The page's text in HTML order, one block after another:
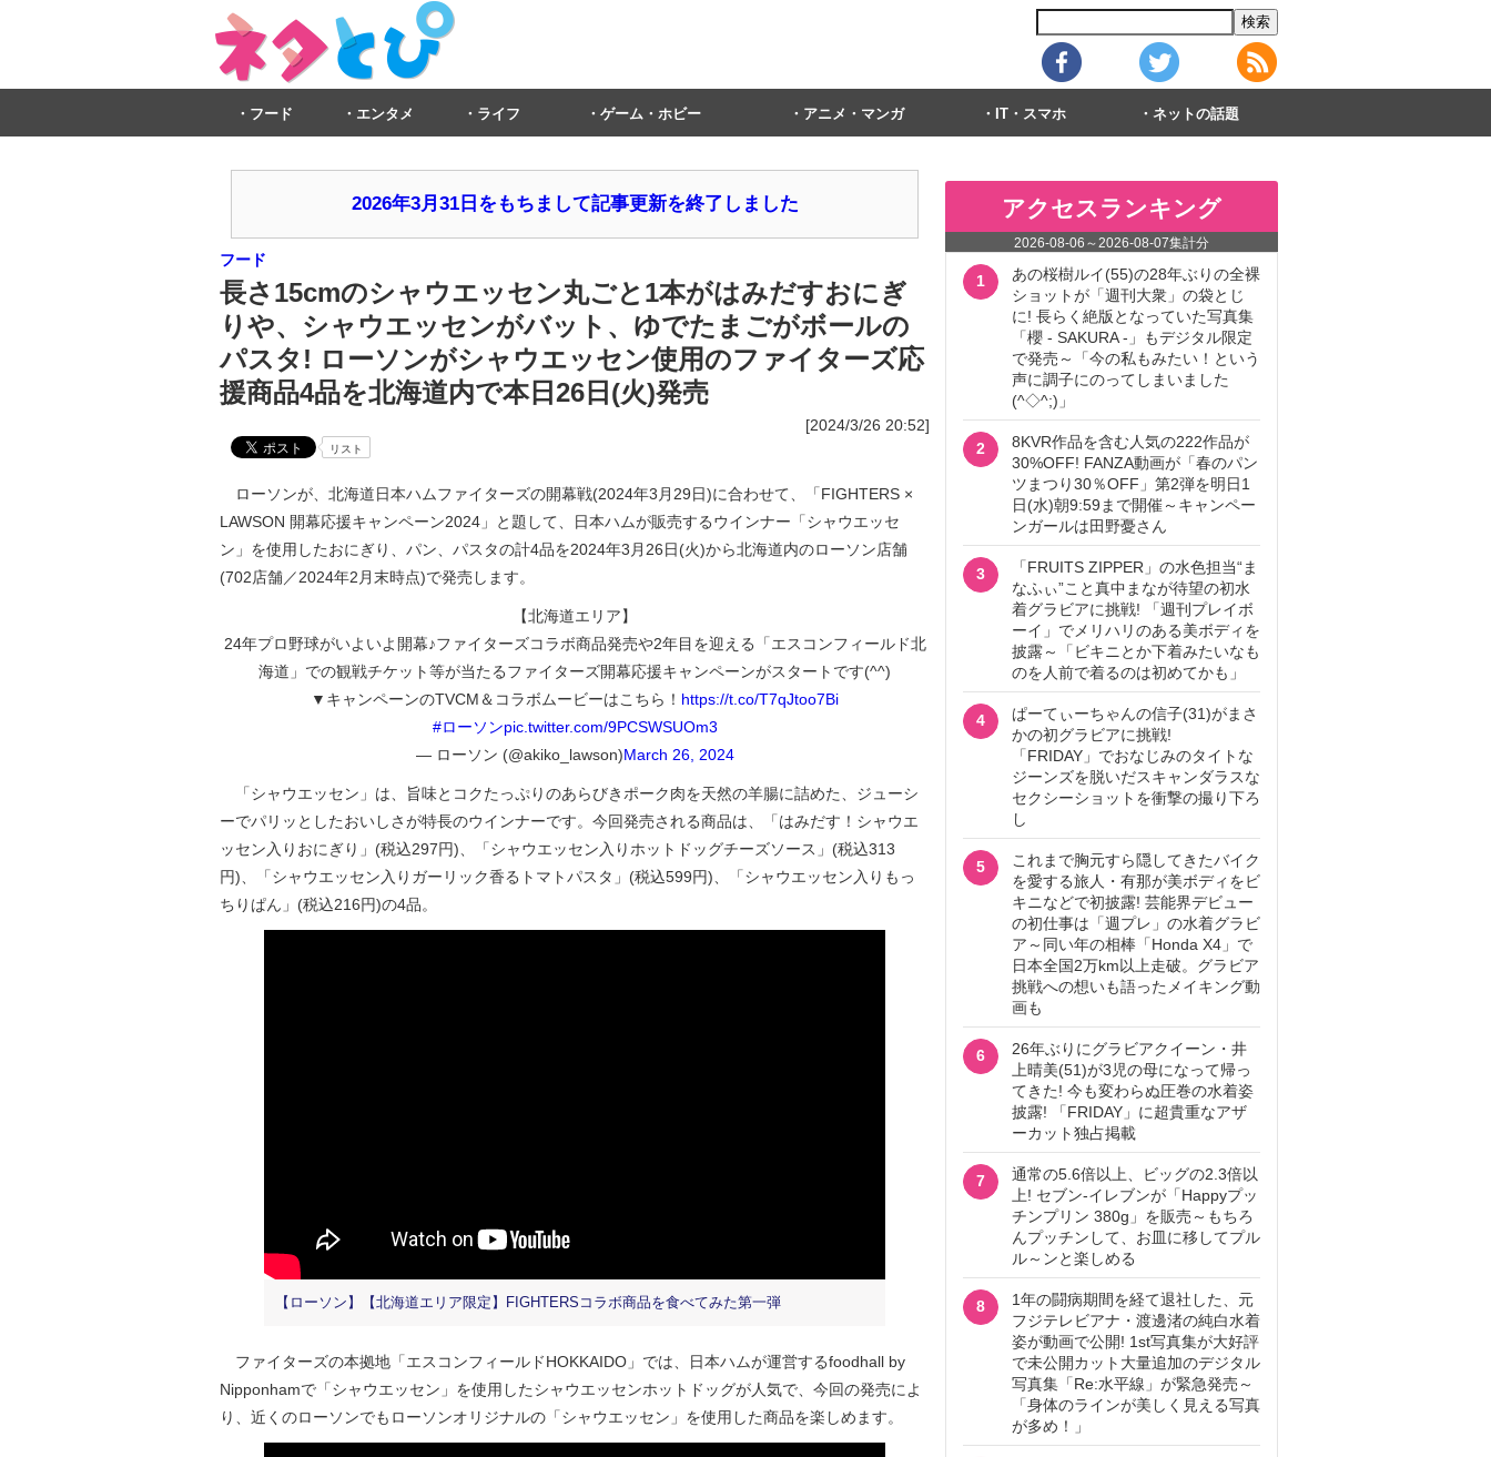
フード エンタメ ライフ ゲーム・ホビー アニメ・マンガ IT・スマホ ネットの話題
2026年3月31日をもちまして記事更新を終了しました
フード
長さ15cmのシャウエッセン丸ごと1本がはみだすおにぎ
りや、シャウエッセンがバット、ゆでたまごがボールの
パスタ! ローソンがシャウエッセン使用のファイターズ応
援商品4品を北海道内で本日26日(火)発売
[2024/3/26 20:52]
リスト
ローソンが、北海道日本ハムファイターズの開幕戦(2024年3月29日)に合わせて、「FIGHTERS ×
LAWSON 開幕応援キャンペーン2024」と題して、日本ハムが販売するウインナー「シャウエッセ
ン」を使用したおにぎり、パン、パスタの計4品を2024年3月26日(火)から北海道内のローソン店舗
(702店舗／2024年2月末時点)で発売します。
【北海道エリア】
24年プロ野球がいよいよ開幕♪ファイターズコラボ商品発売や2年目を迎える「エスコンフィールド北
海道」での観戦チケット等が当たるファイターズ開幕応援キャンペーンがスタートです(^^)
▼キャンペーンのTVCM＆コラボムービーはこちら！ https://t.co/T7qJtoo7Bi
#ローソンpic.twitter.com/9PCSWSUOm3
— ローソン (@akiko_lawson)March 26, 2024
「シャウエッセン」は、旨味とコクたっぷりのあらびきポーク肉を天然の羊腸に詰めた、ジューシ
ーでパリッとしたおいしさが特長のウインナーです。今回発売される商品は、「はみだす！シャウエ
ッセン入りおにぎり」(税込297円)、「シャウエッセン入りホットドッグチーズソース」(税込313
円)、「シャウエッセン入りガーリック香るトマトパスタ」(税込599円)、「シャウエッセン入りもっ
ちりぱん」(税込216円)の4品。
【ローソン】【北海道エリア限定】FIGHTERSコラボ商品を食べてみた第一弾
ファイターズの本拠地「エスコンフィールドHOKKAIDO」では、日本ハムが運営するfoodhall by
Nipponhamで「シャウエッセン」を使用したシャウエッセンホットドッグが人気で、今回の発売によ
り、近くのローソンでもローソンオリジナルの「シャウエッセン」を使用した商品を楽しめます。
アクセスランキング
2026-08-06 ～2026-08-07集計分
1
あの桜樹ルイ(55)の28年ぶりの全裸
ショットが「週刊大衆」の袋とじ
に! 長らく絶版となっていた写真集
「櫻 - SAKURA -」もデジタル限定
で発売～「今の私もみたい！という
声に調子にのってしまいました
(^◇^;)」
2
8KVR作品を含む人気の222作品が
30%OFF! FANZA動画が「春のパン
ツまつり30％OFF」第2弾を明日1
日(水)朝9:59まで開催～キャンペー
ンガールは田野憂さん
3
「FRUITS ZIPPER」の水色担当“ま
なふぃ”こと真中まなが待望の初水
着グラビアに挑戦! 「週刊プレイボ
ーイ」でメリハリのある美ボディを
披露～「ビキニとか下着みたいなも
のを人前で着るのは初めてかも」
4
ぱーてぃーちゃんの信子(31)がまさ
かの初グラビアに挑戦!
「FRIDAY」でおなじみのタイトな
ジーンズを脱いだスキャンダラスな
セクシーショットを衝撃の撮り下ろ
し
5
これまで胸元すら隠してきたバイク
を愛する旅人・有那が美ボディをビ
キニなどで初披露! 芸能界デビュー
の初仕事は「週プレ」の水着グラビ
ア～同い年の相棒「Honda X4」で
日本全国2万km以上走破。グラビア
挑戦への想いも語ったメイキング動
画も
6
26年ぶりにグラビアクイーン・井
上晴美(51)が3児の母になって帰っ
てきた! 今も変わらぬ圧巻の水着姿
披露! 「FRIDAY」に超貴重なアザ
ーカット独占掲載
7
通常の5.6倍以上、ビッグの2.3倍以
上! セブン‐イレブンが「Happyプッ
チンプリン 380g」を販売～もちろ
んプッチンして、お皿に移してプル
ル～ンと楽しめる
8
1年の闘病期間を経て退社した、元
フジテレビアナ・渡邊渚の純白水着
姿が動画で公開! 1st写真集が大好評
で未公開カット大量追加のデジタル
写真集「Re:水平線」が緊急発売～
「身体のラインが美しく見える写真
が多め！」